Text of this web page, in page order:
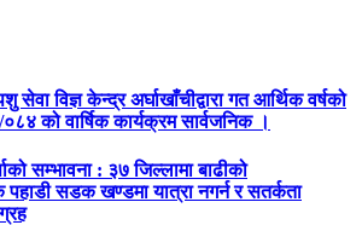
विज्ञ केन्द्र अर्घाखाँचीद्वारा गत आर्थिक वर्षको
को वार्षिक कार्यक्रम सार्वजनिक ।
सम्भावना : ३७ जिल्लामा बाढीको
सडक खण्डमा यात्रा नगर्न र सतर्कता